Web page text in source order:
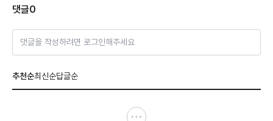
댓글0
댓글을 작성하려면 로그인해주세요
추천순최신순답글순